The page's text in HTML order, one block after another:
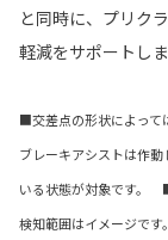
と同時に、プリク
軽減をサポートしま
■交差点の形状によっ
ブレーキアシストは作
いる状態が対象です。
検知範囲はイメージです。